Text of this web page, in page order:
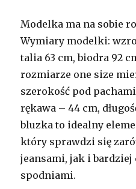
Modelka ma na sobie
Wymiary modelki:
talia 63 cm, biodra 92
rozmiarze one size
szerokość pod
rękawa – 44 cm,
bluzka to idealny
który sprawdzi się
jeansami, jak i
spodniami.